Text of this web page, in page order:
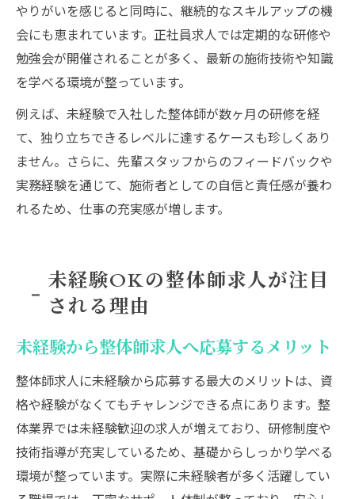
やりがいを感じると同時に、継続的なスキルアップの機
会にも恵まれています。正社員求人では定期的な研修や
勉強会が開催されることが多く、最新の施術技術や知識
を学べる環境が整っています。
例えば、未経験で入社した整体師が数ヶ月の研修を経
て、独り立ちできるレベルに達するケースも珍しくあり
ません。さらに、先輩スタッフからのフィードバックや
実務経験を通じて、施術者としての自信と責任感が養わ
れるため、仕事の充実感が増します。
未経験OKの整体師求人が注目
される理由
未経験から整体師求人へ応募するメリット
整体師求人に未経験から応募する最大のメリットは、資
格や経験がなくてもチャレンジできる点にあります。整
体業界では未経験歓迎の求人が増えており、研修制度や
技術指導が充実しているため、基礎からしっかり学べる
環境が整っています。実際に未経験者が多く活躍してい